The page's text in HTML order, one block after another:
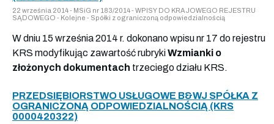
22 września 2014 - MSiG nr 183/2014 - WPISY DO KRAJOWEGO REJESTRU
SĄDOWEGO - Kolejne - Spółki z ograniczoną odpowiedzialnością
W dniu 15 września 2014 r. dokonano wpisu nr 17 do rejestru
KRS modyfikując zawartość rubrykiWzmianki o
złożonych dokumentach trzeciego działu KRS.
PRZEDSIĘBIORSTWO USŁUGOWE B&WJ SPÓŁKA Z
OGRANICZONĄ ODPOWIEDZIALNOŚCIĄ (KRS
0000420322)